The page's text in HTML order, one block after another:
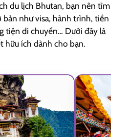
du lịch Bhutan, bạn nên tìm
bản như visa, hành trình, tiền
tiện di chuyển… Dưới đây là
hữu ích dành cho bạn.